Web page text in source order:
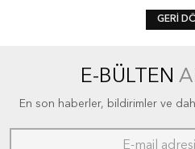
GERI
E-BÜLTEN
En son haberler, bildirimler ve